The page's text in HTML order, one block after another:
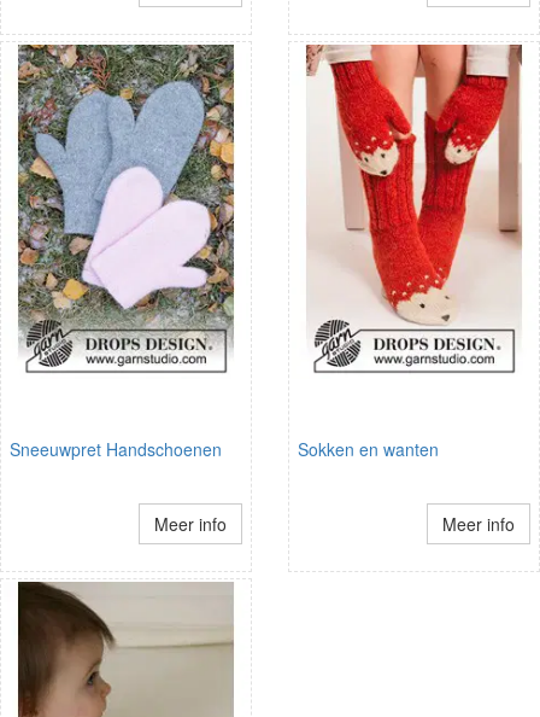
Sneeuwpret Handschoenen
Meer info
Sokken en wanten
Meer info